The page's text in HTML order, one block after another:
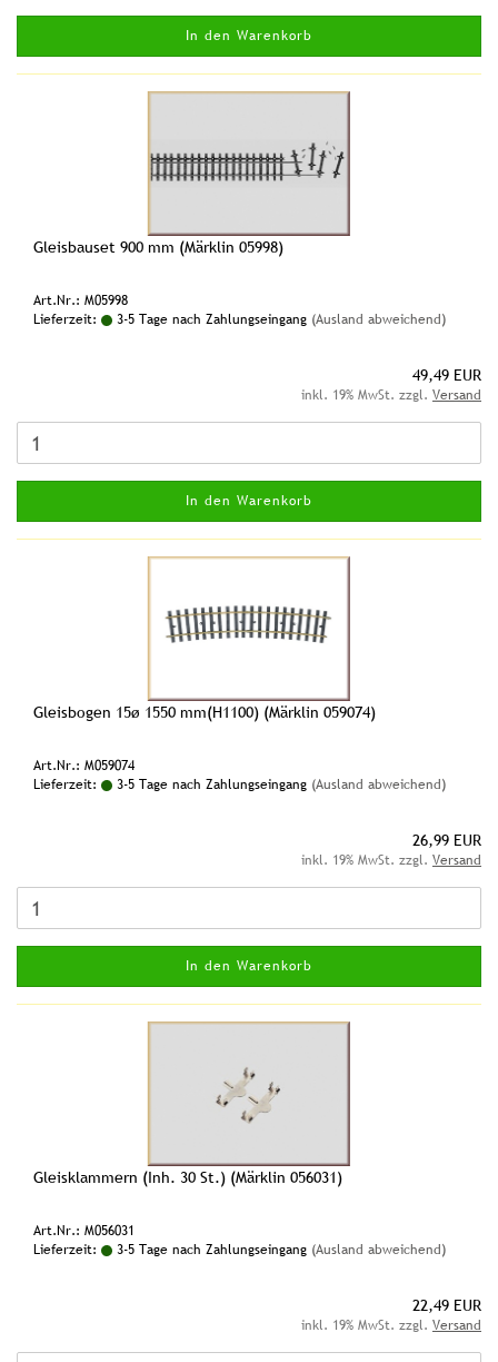
In den Warenkorb
Gleisbauset 900 mm (Märklin 05998)
Art.Nr.: M05998
Lieferzeit:
3-5 Tage nach Zahlungseingang (Ausland abweichend)
49,49 EUR
inkl. 19% MwSt. zzgl. Versand
In den Warenkorb
Gleisbogen 15ø 1550 mm(H1100) (Märklin 059074)
Art.Nr.: M059074
Lieferzeit:
3-5 Tage nach Zahlungseingang (Ausland abweichend)
26,99 EUR
inkl. 19% MwSt. zzgl. Versand
In den Warenkorb
Gleisklammern (Inh. 30 St.) (Märklin 056031)
Art.Nr.: M056031
Lieferzeit:
3-5 Tage nach Zahlungseingang (Ausland abweichend)
22,49 EUR
inkl. 19% MwSt. zzgl. Versand